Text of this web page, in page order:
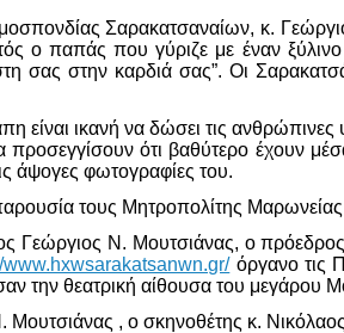
Σαρακατσαναίων, κ.
παπάς που γύριζε με έναν ξύλινο
σας στην καρδιά σας”. Οι
είναι ικανή να δώσει τις
προσεγγίσουν ότι βαθύτερο έχουν
άψογες φωτογραφίες του.
τους Μητροπολίτης
Γεώργιος Ν. Μουτσιάνας, ο
www.hxwsarakatsanwn.gr/όργανο τις
την θεατρική αίθουσα του μεγάρου
, ο σκηνοθέτης κ.